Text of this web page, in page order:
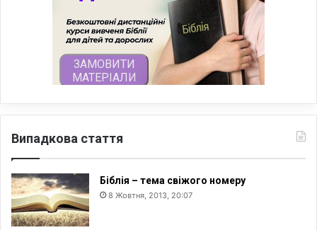
Випадкова стаття
Біблія – тема свіжого номеру
8 Жовтня, 2013, 20:07